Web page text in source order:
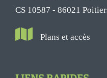
CS 10587 - 86021
Plans et accès